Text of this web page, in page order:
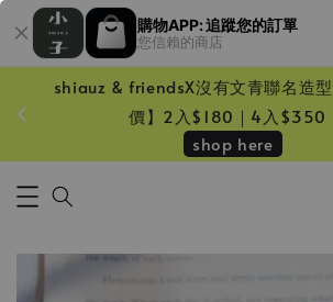
購物APP: 追蹤您的訂單
您信賴的商店
shiauz & friendsX沒有文青聯名造
價】2入$180｜4入$350
shop here